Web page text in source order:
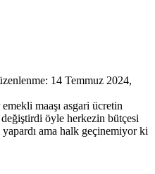
: 14 Temmuz 2024,
maaşı asgari ücretin
öyle herkezin bütçesi
ama halk geçinemiyor ki